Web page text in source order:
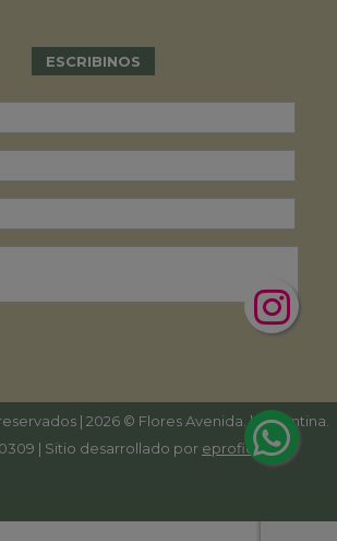
ESCRIBINOS
| 2026 © Flores Avenida. | Argentina.
| Sitio desarrollado por eproficio